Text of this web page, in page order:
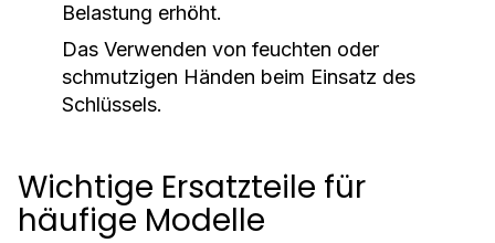
Belastung erhöht.
Das Verwenden von feuchten oder
schmutzigen Händen beim Einsatz des
Schlüssels.
Wichtige Ersatzteile für
häufige Modelle